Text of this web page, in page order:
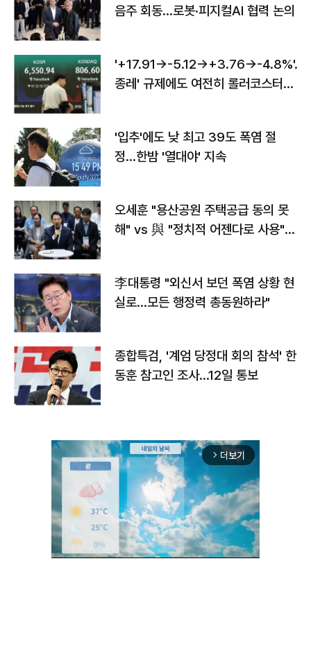
음주 회동…로봇·피지컬AI 협력 논의
'+17.91→-5.12→+3.76→-4.8%'…'
종레' 규제에도 여전히 롤러코스터
'입추'에도 낮 최고 39도 폭염 절
정…한밤 '열대야' 지속
오세훈 "용산공원 주택공급 동의 못
해" vs 與 "정치적 어젠다로 사용"
李대통령 "외신서 보던 폭염 상황 현
실로…모든 행정력 총동원하라"
종합특검, '계엄 당정대 회의 참석' 한
동훈 참고인 조사...12일 통보
arrow_forward_ios 더보기